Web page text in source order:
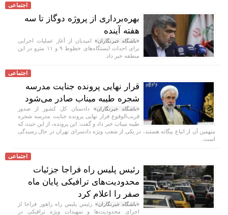
اجتماعی
بهره‌برداری از پروژه دوگاز تا سه
هفته آینده
«باشگاه خبرنگاران» امیدیان از آغاز عملیات اجرایی
برای احداث ایستگاه‌های خطوط ۹ و ۱۱ مترو در این
منطقه خبر داد.
اجتماعی
قرار نهایی پرونده جنایت مدرسه
شجره طیبه میناب صادر می‌شود
«باشگاه خبرنگاران» دادستان کل کشور از صدور
قریب‌الوقوع قرار نهایی پرونده جنایت مدرسه شجره
طیبه میناب خبر داد و گفت: این پرونده، از این حیث که
متهمین آن از اتباع بیگانه هستند، در یکی از شعب ویژه دادسرای تهران در حال رسیدگی
است.
اجتماعی
رئیس پلیس راه فراجا جزئیات
محدودیت‌های ترافیکی پایان ماه
صفر را اعلام کرد
«باشگاه خبرنگاران» رئیس پلیس راه راهور فراجا از
اجرای محدودیت‌ها و تمهیدات ویژه ترافیکی در